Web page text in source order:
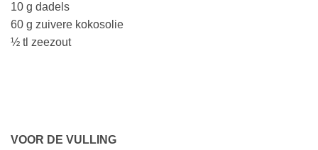
10 g dadels
60 g zuivere kokosolie
½ tl zeezout
VOOR DE VULLING